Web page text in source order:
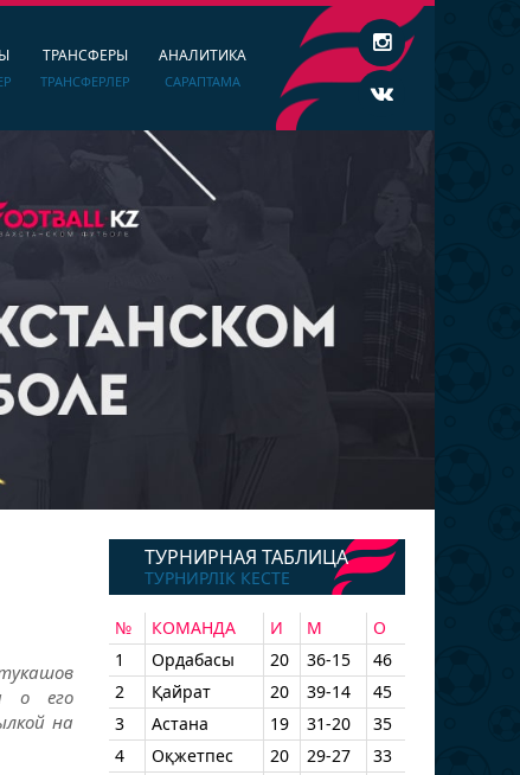
ТРАНСФЕРЫ
ТРАНСФЕРЛЕР
АНАЛИТИКА
САРАПТАМА
о его
на
ТУРНИРНАЯ ТАБЛИЦА
ТУРНИРЛІК КЕСТЕ
№ КОМАНДА И М
О
1
Ордабасы 20 36-15
46
2
Қайрат 20 39-14
45
3
Астана 19 31-20
35
4
Оқжетпес 20 29-27
33